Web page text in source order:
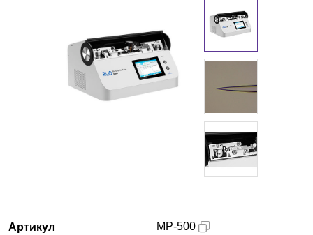
Технический сервис
Артикул
MP-500